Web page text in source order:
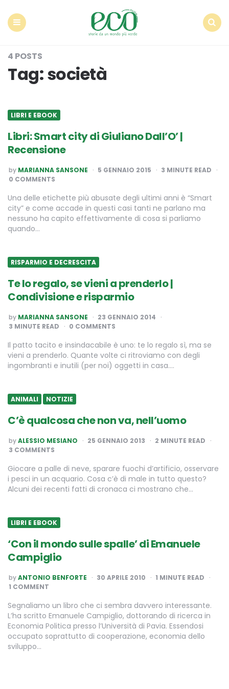
4 POSTS
Tag:società
LIBRI E EBOOK
Libri: Smart city di Giuliano Dall’O’ |
Recensione
POSTED
BY
by MARIANNA SANSONE 5 GENNAIO 2015 3 MINUTE READ
0 COMMENTS
Una delle etichette più abusate degli ultimi anni è “Smart
city” e come accade in questi casi tanti ne parlano ma
nessuno ha capito effettivamente di cosa si parliamo
quando…
RISPARMIO E DECRESCITA
Te lo regalo, se vieni a prenderlo |
Condivisione e risparmio
POSTED
BY
by MARIANNA SANSONE
23 GENNAIO 2014
3 MINUTE READ 0 COMMENTS
Il patto tacito e insindacabile è uno: te lo regalo sì, ma se
vieni a prenderlo. Quante volte ci ritroviamo con degli
ingombranti e inutili (per noi) oggetti in casa….
ANIMALI NOTIZIE
C’è qualcosa che non va, nell’uomo
POSTED
BY
byALESSIO MESIANO 25 GENNAIO 2013 2 MINUTE READ
3 COMMENTS
Giocare a palle di neve, sparare fuochi d’artificio, osservare
i pesci in un acquario. Cosa c’è di male in tutto questo?
Alcuni dei recenti fatti di cronaca ci mostrano che…
LIBRI E EBOOK
‘Con il mondo sulle spalle’ di Emanuele
Campiglio
POSTED
BY
byANTONIO BENFORTE 30 APRILE 2010 1 MINUTE READ
1 COMMENT
Segnaliamo un libro che ci sembra davvero interessante.
L’ha scritto Emanuele Campiglio, dottorando di ricerca in
Economia Politica presso l’Università di Pavia. Essendosi
occupato soprattutto di cooperazione, economia dello
sviluppo…